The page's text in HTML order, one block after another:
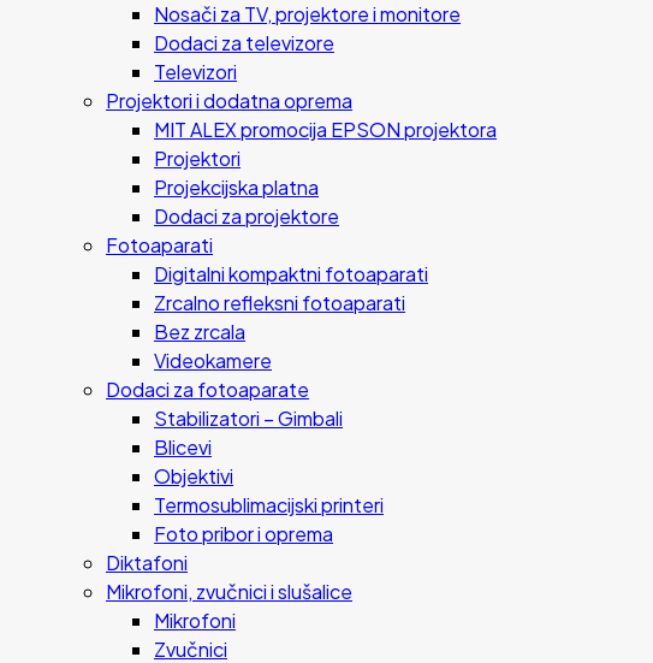
Nosači za TV, projektore i monitore
Dodaci za televizore
Televizori
Projektori i dodatna oprema
MIT ALEX promocija EPSON projektora
Projektori
Projekcijska platna
Dodaci za projektore
Fotoaparati
Digitalni kompaktni fotoaparati
Zrcalno refleksni fotoaparati
Bez zrcala
Videokamere
Dodaci za fotoaparate
Stabilizatori – Gimbali
Blicevi
Objektivi
Termosublimacijski printeri
Foto pribor i oprema
Diktafoni
Mikrofoni, zvučnici i slušalice
Mikrofoni
Zvučnici